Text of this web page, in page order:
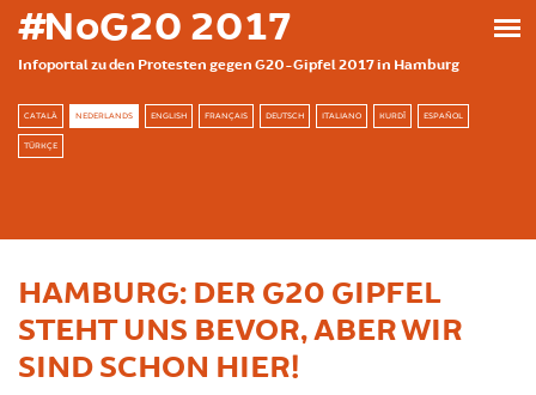
Skip to main content
#NoG20 2017
Infoportal zu den Protesten gegen G20-Gipfel 2017 in Hamburg
CATALÀ NEDERLANDS ENGLISH FRANÇAIS DEUTSCH ITALIANO KURDÎ ESPAÑOL
TÜRKÇE
HAMBURG: DER G20 GIPFEL
STEHT UNS BEVOR, ABER WIR
SIND SCHON HIER!